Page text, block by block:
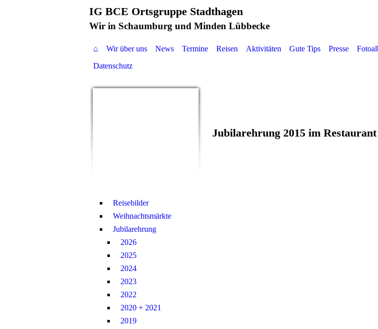
IG BCE Ortsgruppe Stadthagen
Wir in Schaumburg und Minden Lübbecke
⌂ Wir über uns News Termine Reisen Aktivitäten Gute Tips Presse
Datenschutz
Reisebilder
Weihnachtsmärkte
Jubilarehrung
2026
2025
2024
2023
2022
2020 + 2021
2019
Jubilarehrung 2015 im